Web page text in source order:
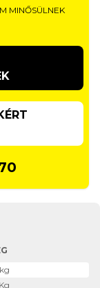
MINŐSÜLNEK